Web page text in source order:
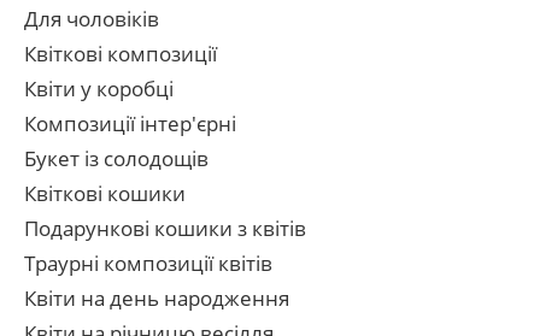
Для чоловіків
Квіткові композиції
Квіти у коробці
Композиції інтер'єрні
Букет із солодощів
Квіткові кошики
Подарункові кошики з квітів
Траурні композиції квітів
Квіти на день народження